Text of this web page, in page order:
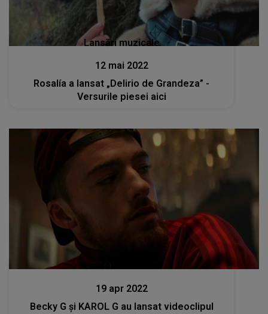
Lansări muzicale
19 apr 2022
Becky G și KAROL G au lansat videoclipul
piesei „MAMIII” - Versuri aici